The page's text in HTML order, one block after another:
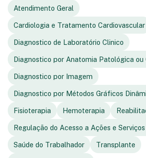
Atendimento Geral
Cardiologia e Tratamento Cardiovascular
Diagnostico de Laboratório Clinico
Diagnostico por Anatomia Patológica ou
Diagnostico por Imagem
Diagnostico por Métodos Gráficos
Fisioterapia Hemoterapia
Regulação do Acesso a Ações e
Saúde do Trabalhador Transplante